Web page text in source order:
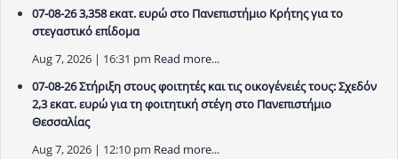
07-08-26 3,358 εκατ. ευρώ στο Πανεπιστήμιο Κρήτης για το
στεγαστικό επίδομα
Aug 7, 2026 | 16:31 pm Read more...
07-08-26 Στήριξη στους φοιτητές και τις οικογένειές τους: Σχεδόν
2,3 εκατ. ευρώ για τη φοιτητική στέγη στο Πανεπιστήμιο
Θεσσαλίας
Aug 7, 2026 | 12:10 pm Read more...